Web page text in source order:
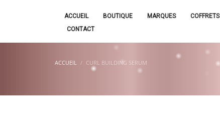
ACCUEIL BOUTIQUE MARQUES
COFFRETS
CONTACT
ACCUEIL CURL BUILDING SERUM